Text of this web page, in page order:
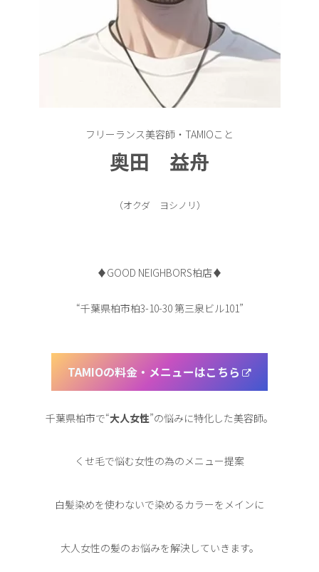
フリーランス美容師・TAMIOこと
奥田 益舟
（オクダ ヨシノリ）
♦︎GOOD NEIGHBORS柏店♦︎
“千葉県柏市柏3-10-30 第三泉ビル101”
TAMIOの料金・メニューはこちら
千葉県柏市で“大人女性”の悩みに特化した美容師。
くせ毛で悩む女性の為のメニュー提案
白髪染めを使わないで染めるカラーをメインに
大人女性の髪のお悩みを解決していきます。